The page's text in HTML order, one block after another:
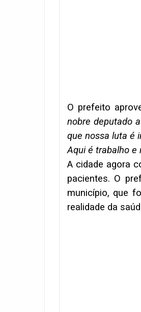
O prefeito
nobre deputado
que nossa luta é
Aqui é trabalho e
A cidade agora
pacientes. O
município, que
realidade da